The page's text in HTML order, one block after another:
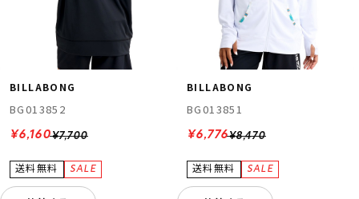
BILLABONG
BG013852
¥7,700
¥6,160
BILLABONG
BG013851
¥8,470
¥6,776